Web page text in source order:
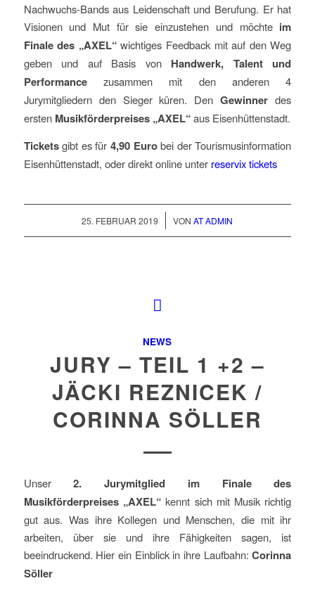
Nachwuchs-Bands aus Leidenschaft und Berufung. Er hat
Visionen und Mut für sie einzustehen und möchte im
Finale des „AXEL“wichtiges Feedback mit auf den Weg
geben und auf Basis von Handwerk, Talent und
Performancezusammen mit den anderen 4
Jurymitgliedern den Sieger küren. DenGewinner des
ersten Musikförderpreises „AXEL“aus Eisenhüttenstadt.
Ticketsgibt es für 4,90 Eurobei der Tourismusinformation
Eisenhüttenstadt, oder direkt online unter reservix tickets
25. FEBRUAR 2019
/ VONAT ADMIN
NEWS
JURY – TEIL 1 +2 –
JÄCKI REZNICEK /
CORINNA SÖLLER
Unser2. Jurymitglied im Finale des
Musikförderpreises „AXEL“kennt sich mit Musik richtig
gut aus. Was ihre Kollegen und Menschen, die mit ihr
arbeiten, über sie und ihre Fähigkeiten sagen, ist
beeindruckend. Hier ein Einblick in ihre Laufbahn:Corinna
Söller